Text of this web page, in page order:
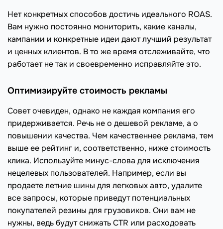
Нет конкретных способов достичь идеального ROAS.
Вам нужно постоянно мониторить, какие каналы,
кампании и конкретные идеи дают лучший результат
и ценных клиентов. В то же время отслеживайте, что
работает не так и своевременно исправляйте это.
Оптимизируйте стоимость рекламы
Совет очевиден, однако не каждая компания его
придерживается. Речь не о дешевой рекламе, а о
повышении качества. Чем качественнее реклама, тем
выше ее рейтинг и, соответственно, ниже стоимость
клика. Используйте минус-слова для исключения
нецелевых пользователей. Например, если вы
продаете летние шины для легковых авто, удалите
все запросы, которые приведут потенциальных
покупателей резины для грузовиков. Они вам не
нужны, ведь будут снижать CTR или расходовать